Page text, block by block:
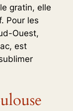
gratin, elle
Pour les
Ouest,
est